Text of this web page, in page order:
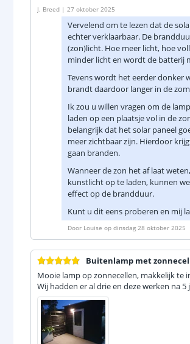
J. Breed | 27 oktober 2025
Vervelend om te lezen dat de
echter verklaarbaar. De
(zon)licht. Hoe meer licht, hoe
minder licht en wordt de batterij
Tevens wordt het eerder donker
brandt daardoor langer in de
Ik zou u willen vragen om de
laden op een plaatsje vol in de
belangrijk dat het solar paneel
meer zichtbaar zijn. Hierdoor
gaan branden.
Wanneer de zon het af laat
kunstlicht op te laden, kunnen
effect op de brandduur.
Kunt u dit eens proberen en mij
Door Louise op dinsdag 28 oktober 2025
Buitenlamp met
Mooie lamp op zonnecellen, makkelijk te
Wij hadden er al drie en deze werken na 5